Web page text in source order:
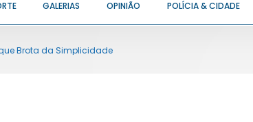
GALERIAS OPINIÃO POLÍCIA & CIDADE
Brota da Simplicidade